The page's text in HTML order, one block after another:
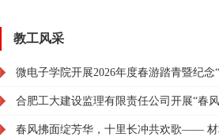
教工风采
微电子学院开展2026年度春游踏青暨纪念
合肥工大建设监理有限责任公司开展“春
春风拂面绽芳华，十里长冲共欢歌—— 材